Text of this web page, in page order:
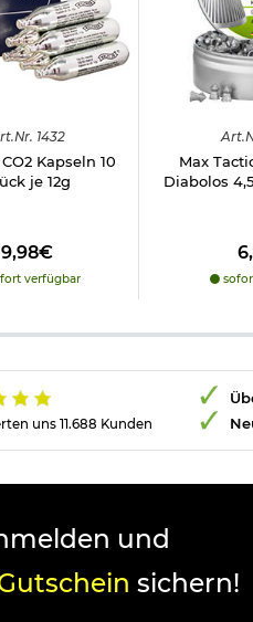
Nr. 1432
Kapseln 10
je 12g
9,98€
verfügbar
Art.
Max
Diabolos
uns 11.688 Kunden
und
sichern!